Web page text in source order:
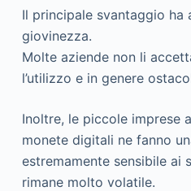
Il principale svantaggio ha
giovinezza.
Molte aziende non li
l’utilizzo e in genere
Inoltre, le piccole imprese
monete digitali ne fanno
estremamente sensibile ai
rimane molto volatile.